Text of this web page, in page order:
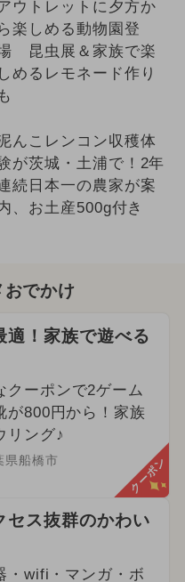
ウトレットに夕方か
ら楽しめる動物園登
昆虫展＆家族で楽
しめるレモネード作り
も
んこレンコン収穫体
が茨城・土浦で！2年
続日本一の農家が案
、お土産500g付き
でかけ
適！家族で遊べる
クーポンで2ゲーム
が800円から！家族
リング♪
県船橋市 クーポン
セス抜群のかわい
・wifi・マンガ・ボ